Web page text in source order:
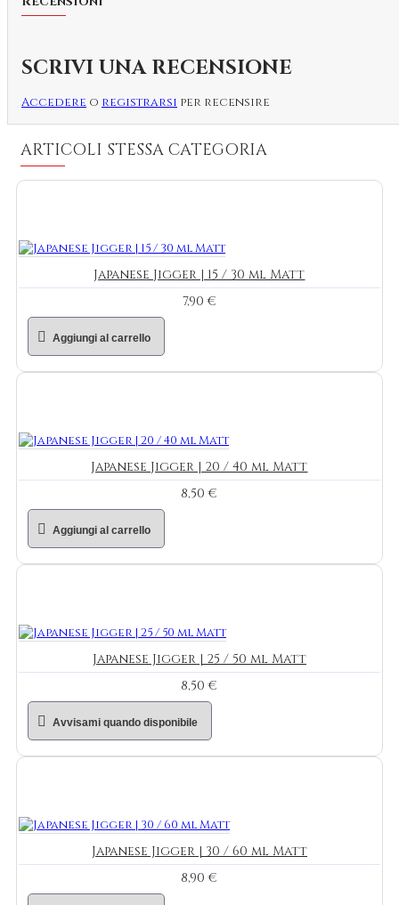
SCRIVI UNA RECENSIONE
Accedere o registrarsi per recensire
ARTICOLI STESSA CATEGORIA
Japanese Jigger | 15 / 30 ml Matt
7,90 €
Aggiungi al carrello
Japanese Jigger | 20 / 40 ml Matt
8,50 €
Aggiungi al carrello
Japanese Jigger | 25 / 50 ml Matt
8,50 €
Avvisami quando disponibile
Japanese Jigger | 30 / 60 ml Matt
8,90 €